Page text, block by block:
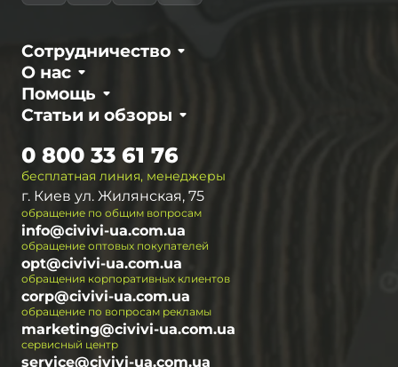
О нас
Сотрудничество
Статьи и обзоры
Помощь
бесплатная линия, менеджеры
0 800 33 61 76
г. Киев ул. Жилянская, 75
обращение по общим вопросам
info@civivi-ua.com.ua
обращение оптовых покупателей
opt@civivi-ua.com.ua
обращения корпоративных клиентов
corp@civivi-ua.com.ua
обращение по вопросам рекламы
marketing@civivi-ua.com.ua
сервисный центр
service@civivi-ua.com.ua